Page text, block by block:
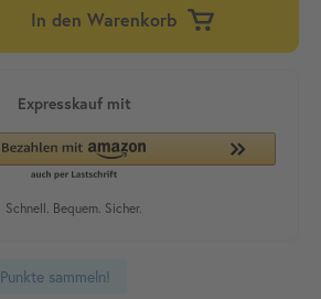
In den Warenkorb
Punkte sammeln!